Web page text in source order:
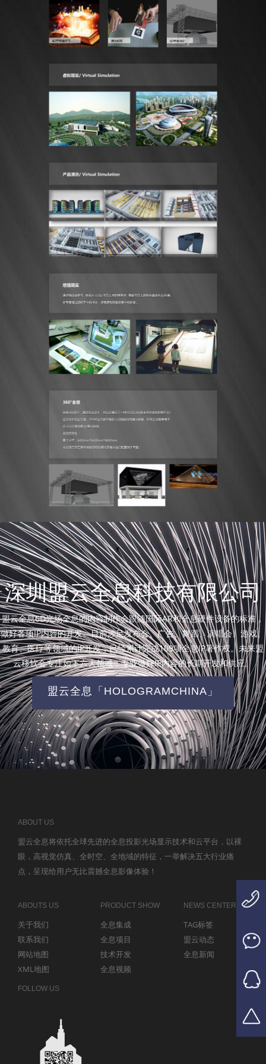
深圳盟云全息科技有限公司
盟云全息6D光场全息的内容制作会跟随国际AR和全息硬件设备的标准，
做好各项IP内容的开发。目前涉足发布会、广告、舞蹈、演唱会、游戏、
教育、医疗等领域的IP开发，已经累计完成109项全息IP著作权。未来盟
云移软会专注如下六大领域，专业做好IP内容的长期开发和供应。
盟云全息「HOLOGRAMCHINA」
ABOUT US
盟云全息将依托全球先进的全息投影光场显示技术和云平台，以裸
眼，高视觉仿真、全时空、全地域的特征，一举解决五大行业痛
点，呈现给用户无比震撼全息影像体验！
ABOUTS US
关于我们
联系我们
网站地图
XML地图
PRODUCT SHOW
全息集成
全息项目
技术开发
全息视频
NEWS CENTER
TAG标签
盟云动态
全息新闻
FOLLOW US